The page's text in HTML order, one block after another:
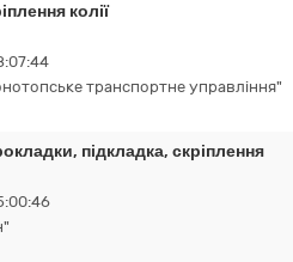
колії
транспортне управління"
підкладка, скріплення